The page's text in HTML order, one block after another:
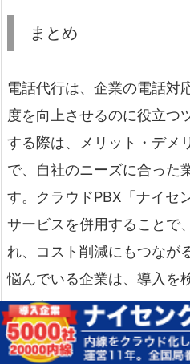
まとめ
電話代行は、企業の電話対
度を向上させるのに役立つ
する際は、メリット・デメ
で、自社のニーズに合った
す。クラウドPBX「ナイセ
サービスを併用することで
れ、コスト削減にもつなが
悩んでいる企業は、導入を
しょうか。